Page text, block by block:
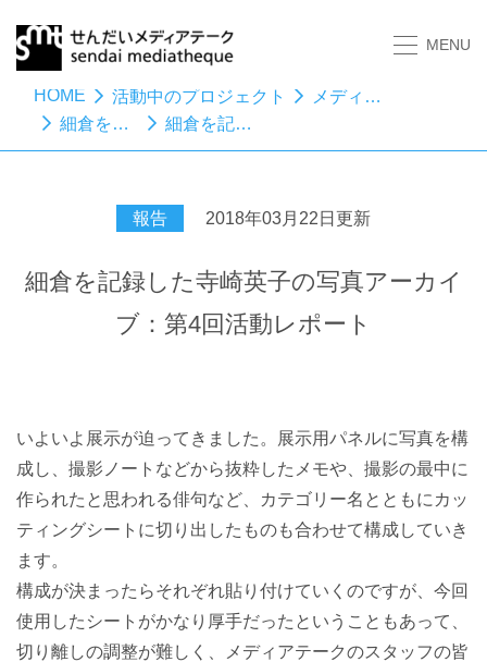
MENU
HOME 活動中のプロジェクト
メディアスタディーズ
細倉を記録した寺崎英子の写真アーカイブ
細倉を記録した寺崎英子の写真アーカイブ：第4回活動レポート
報告 2018年03月22日更新
細倉を記録した寺崎英子の写真アーカイ
ブ：第4回活動レポート
いよいよ展示が迫ってきました。展示用パネルに写真を構
成し、撮影ノートなどから抜粋したメモや、撮影の最中に
作られたと思われる俳句など、カテゴリー名とともにカッ
ティングシートに切り出したものも合わせて構成していき
ます。
構成が決まったらそれぞれ貼り付けていくのですが、今回
使用したシートがかなり厚手だったということもあって、
切り離しの調整が難しく、メディアテークのスタッフの皆